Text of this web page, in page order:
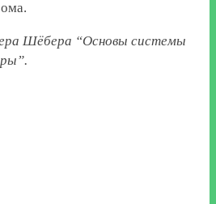
Шёбера “Основы системы